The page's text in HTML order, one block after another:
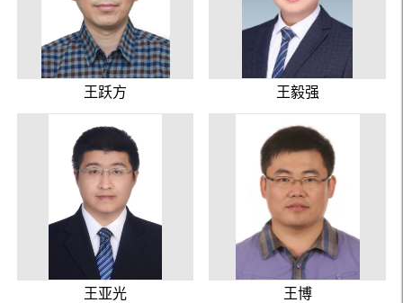
王跃方 王毅强
王亚光 王博